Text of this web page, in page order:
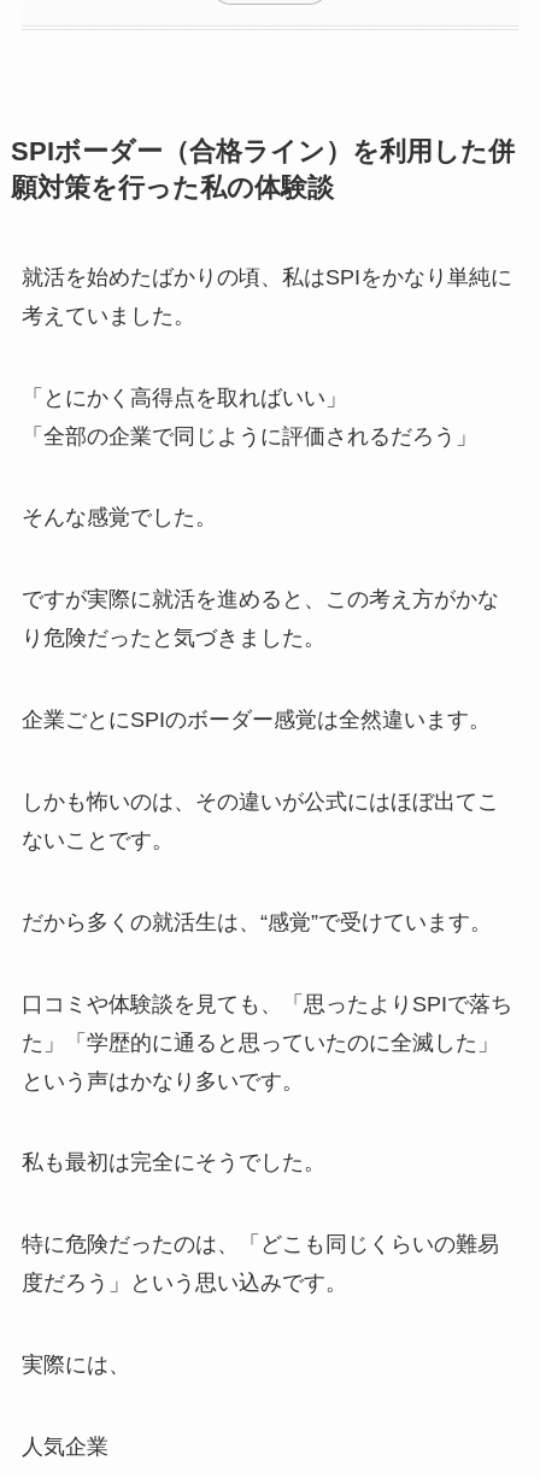
SPIボーダー（合格ライン）を利用した併
願対策を行った私の体験談
就活を始めたばかりの頃、私はSPIをかなり単純に
考えていました。
「とにかく高得点を取ればいい」
「全部の企業で同じように評価されるだろう」
そんな感覚でした。
ですが実際に就活を進めると、この考え方がかな
り危険だったと気づきました。
企業ごとにSPIのボーダー感覚は全然違います。
しかも怖いのは、その違いが公式にはほぼ出てこ
ないことです。
だから多くの就活生は、“感覚”で受けています。
口コミや体験談を見ても、「思ったよりSPIで落ち
た」「学歴的に通ると思っていたのに全滅した」
という声はかなり多いです。
私も最初は完全にそうでした。
特に危険だったのは、「どこも同じくらいの難易
度だろう」という思い込みです。
実際には、
人気企業